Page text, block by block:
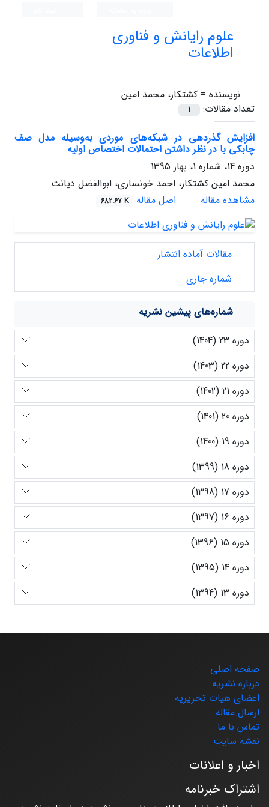
علوم رایانش و فناوری
اطلاعات
نویسنده = کشتکار، محمد امین
تعداد مقالات:
1
افزایش گذردهی در شبکه‌‎های موردی به‎‌وسیله ‎مدل صف
چابکی با در نظر داشتن احتمالات ا‎ختصاص اولیه
دوره 14، شماره 1، بهار 1395
محمد امین کشتکار، احمد خونساری، ابوالفضل دیانت
مشاهده مقاله
اصل مقاله 682.67 K
مقالات آماده انتشار
شماره جاری
شماره‌های پیشین نشریه
دوره 23 (1404)
دوره 22 (1403)
دوره 21 (1402)
دوره 20 (1401)
دوره 19 (1400)
دوره 18 (1399)
دوره 17 (1398)
دوره 16 (1397)
دوره 15 (1396)
دوره 14 (1395)
دوره 13 (1394)
صفحه اصلی
درباره نشریه
اعضای هیات تحریریه
ارسال مقاله
تماس با ما
نقشه سایت
اخبار و اعلانات
اشتراک خبرنامه